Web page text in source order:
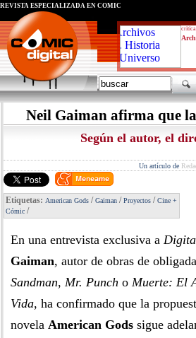
critica
REVISTA ESPECIALIZADA EN CÓMIC
Neil Gaiman afirma que
Según el autor, el
Un artículo de
Etiquetas: American Gods /Gaiman /Proyectos /Cine +
Cómic /
En una entrevista exclusiva a
Gaiman, autor de obras de
Sandman, Mr. Punch o Muerte: El
Vida, ha confirmado que la
novela American Gods sigue